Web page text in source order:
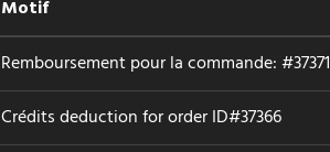
Motif
Remboursement pour la commande: #37371
Crédits deduction for order ID#37366